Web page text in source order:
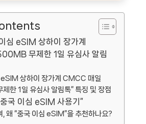
심 eSIM 상하이 장가계
무제한 1일 유심사 알림
eSIM 상하이 장가계 CMCC 매일
한 1일 유심사 알림톡” 특징 및 장점
국 이심 eSIM 사용기”
, 왜 “중국 이심 eSIM”을 추천하나요?